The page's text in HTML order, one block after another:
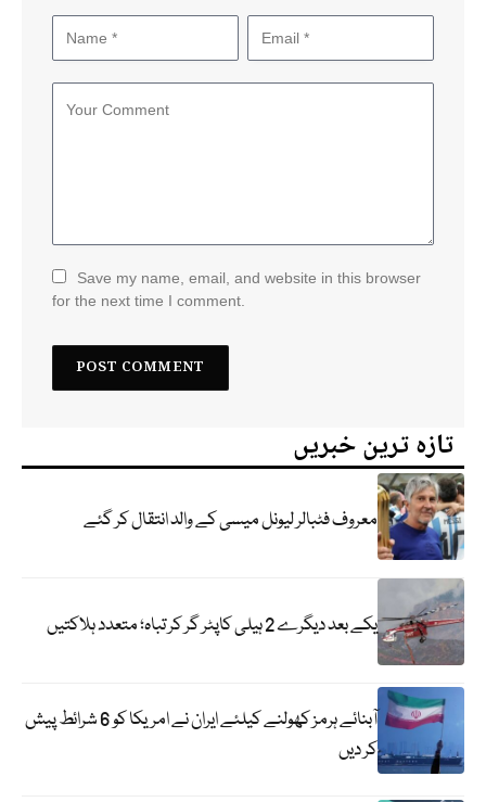
Save my name, email, and website in this browser
for the next time I comment.
تازہ ترین خبریں
معروف فٹبالر لیونل میسی کے والد انتقال کر گئے
یکے بعد دیگرے 2 ہیلی کاپٹر گر کر تباہ؛ متعدد ہلاکتیں
آبنائے ہرمز کھولنے کیلئے ایران نے امریکا کو 6 شرائط پیش
کر دیں